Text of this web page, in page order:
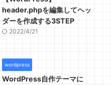
header.phpを編集してヘッ
ダーを作成する3STEP
2022/4/21
wordpress
WordPress自作テーマに